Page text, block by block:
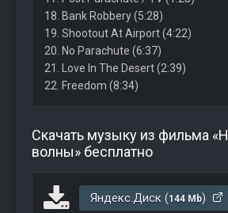
18. Bank Robbery (5:28)
19. Shootout At Airport (4:22)
20. No Parachute (6:37)
21. Love In The Desert (2:39)
22. Freedom (8:34)
Скачать музыку из фильма
волны» бесплатно
Яндекс.Диск (144 Mb)